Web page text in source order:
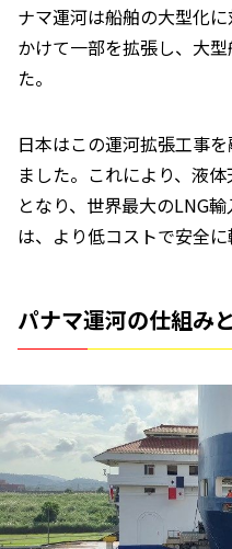
ナマ運河は船舶の大型化
かけて一部を拡張し、大
た。
日本はこの運河拡張工事
ました。これにより、液
となり、世界最大のLNG
は、より低コストで安全
パナマ運河の仕組み